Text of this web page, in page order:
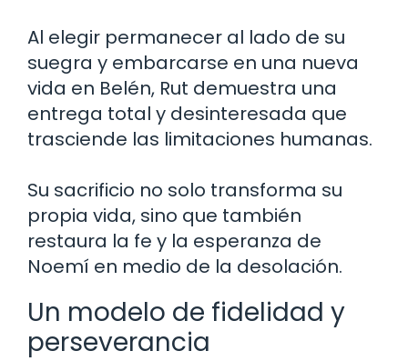
Al elegir permanecer al lado de su
suegra y embarcarse en una nueva
vida en Belén, Rut demuestra una
entrega total y desinteresada que
trasciende las limitaciones humanas.
Su sacrificio no solo transforma su
propia vida, sino que también
restaura la fe y la esperanza de
Noemí en medio de la desolación.
Un modelo de fidelidad y
perseverancia